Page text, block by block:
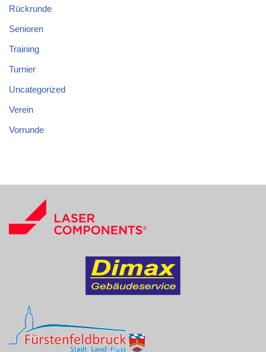
Rückrunde
Senioren
Training
Turnier
Uncategorized
Verein
Vorrunde